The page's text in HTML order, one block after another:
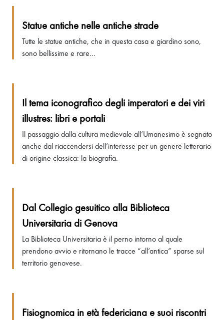
Statue antiche nelle antiche strade
Tutte le statue antiche, che in questa casa e giardino sono,
sono bellissime e rare...
Il tema iconografico degli imperatori e dei viri
illustres: libri e portali
Il passaggio dalla cultura medievale all’Umanesimo è segnato
anche dal riaccendersi dell’interesse per un genere letterario
di origine classica: la biografia.
Dal Collegio gesuitico alla Biblioteca
Universitaria di Genova
La Biblioteca Universitaria è il perno intorno al quale
prendono avvio e ritornano le tracce “all’antica” sparse sul
territorio genovese.
Fisiognomica in età federiciana e suoi riscontri